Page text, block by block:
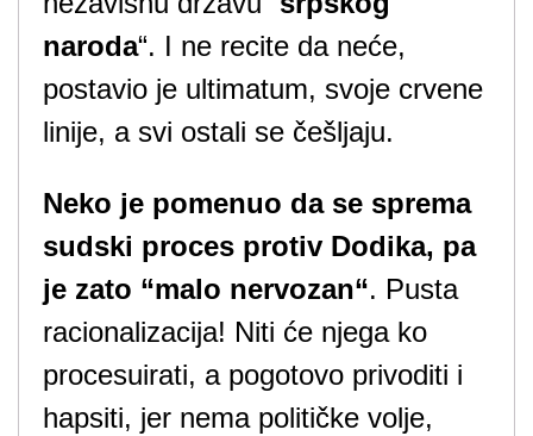
naroda“. I ne recite da neće,
postavio je ultimatum, svoje crvene
linije, a svi ostali se češljaju.
Neko je pomenuo da se sprema
sudski proces protiv Dodika, pa
je zato “malo nervozan“. Pusta
racionalizacija! Niti će njega ko
procesuirati, a pogotovo privoditi i
hapsiti, jer nema političke volje,